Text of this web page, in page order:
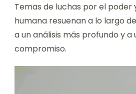
Temas de luchas por el poder
humana resuenan a lo largo
a un análisis más profundo y a
compromiso.